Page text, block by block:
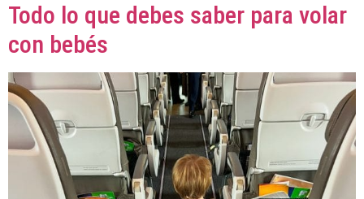
Todo lo que debes saber para volar
con bebés